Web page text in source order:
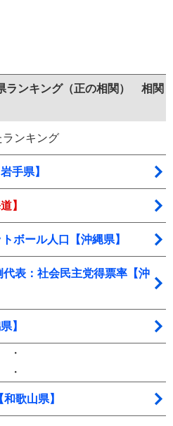
ランキング（正の相関） 相関
ンキング
手県】
】
ボール人口【沖縄県】
表：社会民主党得票率【沖
】
・
・
歌山県】